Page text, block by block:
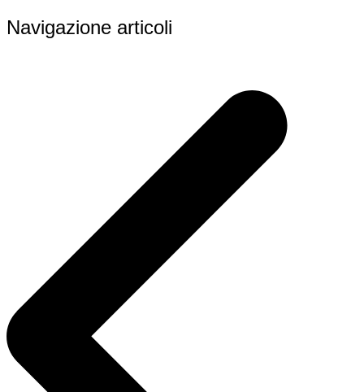
Navigazione articoli